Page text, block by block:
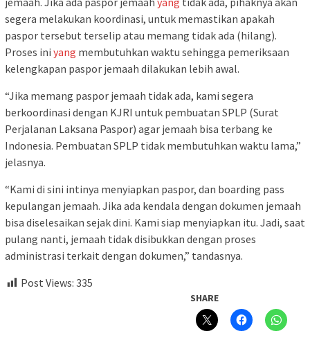
segera melakukan koordinasi, untuk memastikan apakah
paspor tersebut terselip atau memang tidak ada (hilang).
Proses ini yang membutuhkan waktu sehingga pemeriksaan
kelengkapan paspor jemaah dilakukan lebih awal.
“Jika memang paspor jemaah tidak ada, kami segera
berkoordinasi dengan KJRI untuk pembuatan SPLP (Surat
Perjalanan Laksana Paspor) agar jemaah bisa terbang ke
Indonesia. Pembuatan SPLP tidak membutuhkan waktu lama,”
jelasnya.
“Kami di sini intinya menyiapkan paspor, dan boarding pass
kepulangan jemaah. Jika ada kendala dengan dokumen jemaah
bisa diselesaikan sejak dini. Kami siap menyiapkan itu. Jadi, saat
pulang nanti, jemaah tidak disibukkan dengan proses
administrasi terkait dengan dokumen,” tandasnya.
Post Views: 335
SHARE